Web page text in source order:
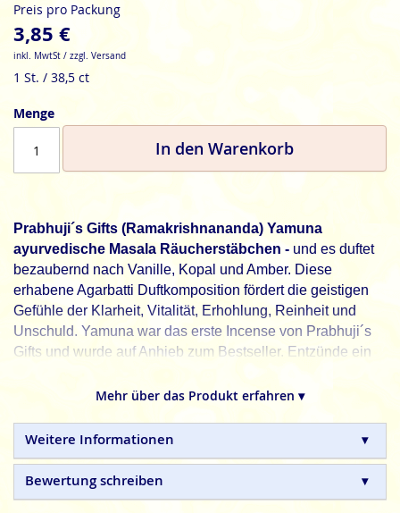
Preis pro Packung
3,85 €
inkl. MwtSt / zzgl. Versand
1 St. / 38,5 ct
Menge
In den Warenkorb
Prabhuji´s Gifts (Ramakrishnananda) Yamuna
ayurvedische Masala Räucherstäbchen - und es duftet
bezaubernd nach Vanille, Kopal und Amber. Diese
erhabene Agarbatti Duftkomposition fördert die geistigen
Gefühle der Klarheit, Vitalität, Erhohlung, Reinheit und
Unschuld. Yamuna war das erste Incense von Prabhuji´s
Gifts und wurde auf Anhieb zum Bestseller. Entzünde ein
oder sei einfach entspannt.
Yamunaist der Fluss der Liebe, in dem Krishna und seine
geliebten Gopies, ihr himmlisches Tun genossen haben.
Die Bäume von Vrindavan an seinen Ufern künden heute
noch von ihrem Ruhm. Die Eigenschaften sind:
Versunkenheit in spiritueller Wahrheit, Reinigung und die
Mehr über das Produkt erfahren ▾
Weitere Informationen
Bewertung schreiben